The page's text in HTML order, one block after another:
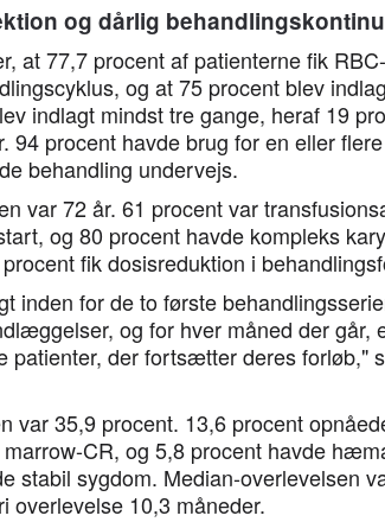
og dårlig
at 77,7 procent af patienterne fik
og at 75 procent blev
indlagt mindst tre gange, heraf 19
94 procent havde brug for en eller
behandling undervejs.
var 72 år. 61 procent var
og 80 procent havde kompleks
fik dosisreduktion i
inden for de to første
og for hver måned der går,
patienter, der fortsætter deres forløb,"
var 35,9 procent. 13,6 procent
CR, og 5,8 procent havde
stabil sygdom. Median-overlevelsen
overlevelse 10,3 måneder.